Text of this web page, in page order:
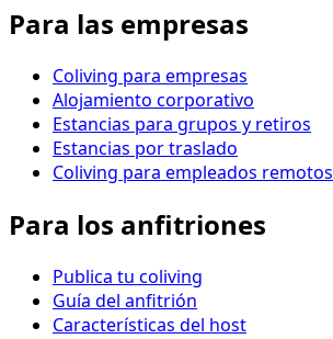
Para las empresas
Coliving para empresas
Alojamiento corporativo
Estancias para grupos y retiros
Estancias por traslado
Coliving para empleados remotos
Para los anfitriones
Publica tu coliving
Guía del anfitrión
Características del host